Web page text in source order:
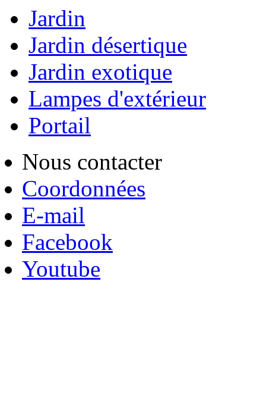
Jardin
Jardin désertique
Jardin exotique
Lampes d'extérieur
Portail
Nous contacter
Coordonnées
E-mail
Facebook
Youtube